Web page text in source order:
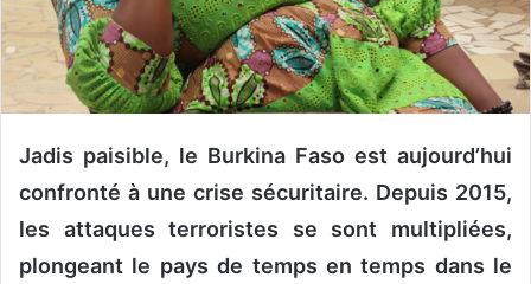
r
e
l
Jadis paisible, le Burkina Faso est aujourd’hui
confronté à une crise sécuritaire. Depuis 2015,
les attaques terroristes se sont multipliées,
plongeant le pays de temps en temps dans le